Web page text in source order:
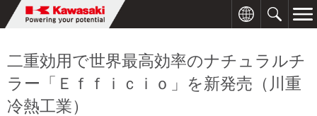
二重効用で世界最高効率のナチュラルチ
ラー「Ｅｆｆｉｃｉｏ」を新発売（川重
冷熱工業）